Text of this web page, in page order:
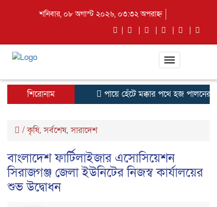
শনিবার, ০৮ অগাস্ট ২০২৬, ০৩:৩২ অপরাহ্ন
Toggle
শিরোনাম
পায়ে হেঁটে মক্কার পথে হজ পালনের
/কৃষি,সর্বশেষ,সারাদেশ
বাংলাদেশ ফার্টিলাইজার এসোসিয়েশন
সিরাজগঞ্জ জেলা ইউনিটের নিজস্ব কার্যালয়ের
শুভ উদ্বোধন